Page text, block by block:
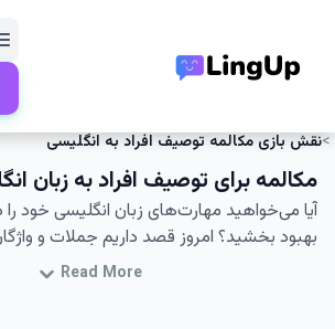
صحبت‌های اجتماعی و
نقش بازی مکالمه توصیف افراد به انگلیسی
مکالمه برای توصیف افراد به زبان
آیا می‌خواهید مهارت‌های زبان انگلیسی خود را
بهبود بخشید؟ امروز قصد داریم جملات و
توصیف دیگران به زبان انگلیسی با شما به
Read More